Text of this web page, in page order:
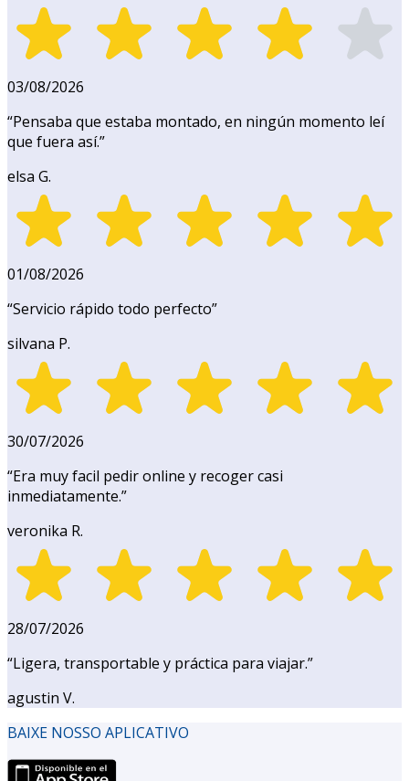
03/08/2026
“Pensaba que estaba montado, en ningún momento leí
que fuera así.”
elsa G.
01/08/2026
“Servicio rápido todo perfecto”
silvana P.
30/07/2026
“Era muy facil pedir online y recoger casi
inmediatamente.”
veronika R.
28/07/2026
“Ligera, transportable y práctica para viajar.”
agustin V.
BAIXE NOSSO APLICATIVO